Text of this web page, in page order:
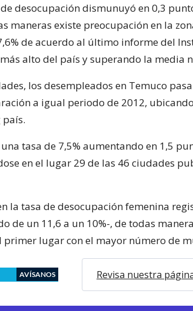
desocupación dismunuyó en 0,3
maneras existe preocupación en la
de acuerdo al último informe del
alto del país y superando la media
los desempleados en Temuco
a igual periodo de 2012,
tasa de 7,5% aumentando en 1,5
en el lugar 29 de las 46 ciudades
la tasa de desocupación femenina
de un 11,6 a un 10%-, de todas
primer lugar con el mayor número de
AVÍSANOS Revisa nuestra